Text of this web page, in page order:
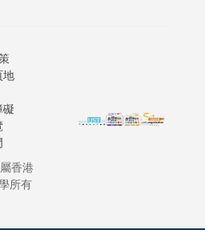
地
礙
香港
所有